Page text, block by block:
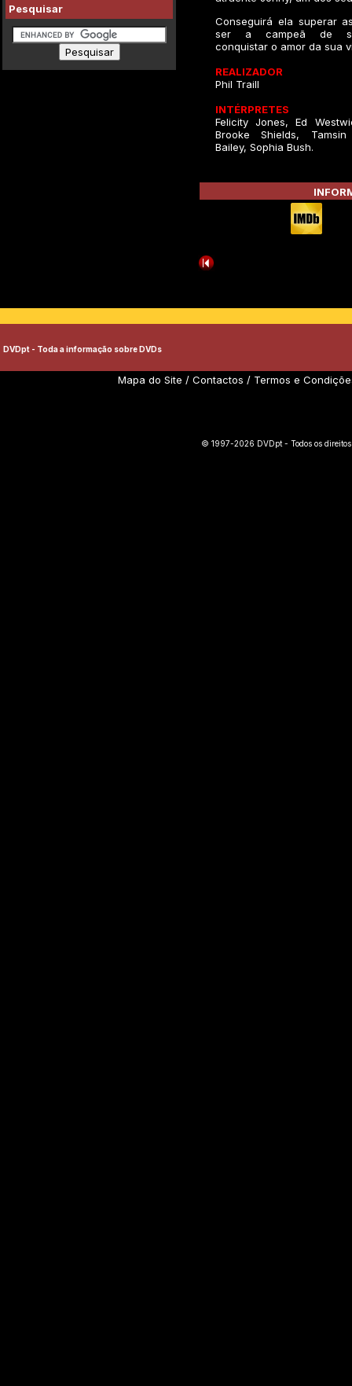
Pesquisar
Conseguirá ela superar
ser a campeã de
conquistar o amor da sua
REALIZADOR
Phil Traill
INTÉRPRETES
Felicity Jones, Ed
Brooke Shields,
Bailey, Sophia Bush.
DVDpt - Toda a informação sobre DVDs
Mapa do Site / Contactos / Termos e
© 1997-2026 DVDpt - Todos os direitos